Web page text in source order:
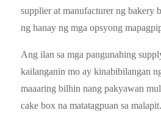
supplier at manufacturer ng bakery
ng hanay ng mga opsyong
Ang ilan sa mga pangunahing
kailanganin mo ay kinabibilangan
maaaring bilhin nang pakyawan
cake box na matatagpuan sa